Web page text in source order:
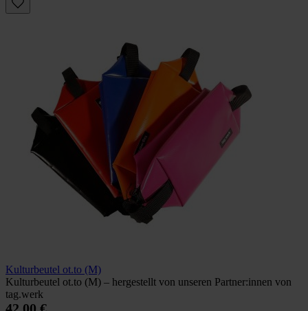
Kulturbeutel ot.to (M)
Kulturbeutel ot.to (M) – hergestellt von unseren Partner:innen von
tag.werk